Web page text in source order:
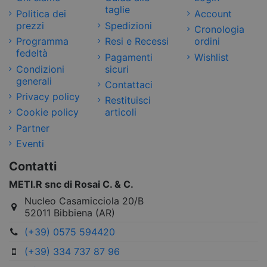
Politica dei
prezzi
Programma
fedeltà
Condizioni
generali
Privacy policy
Cookie policy
Partner
Eventi
taglie
Spedizioni
Resi e Recessi
Pagamenti
sicuri
Contattaci
Restituisci
articoli
Account
Cronologia
ordini
Wishlist
Contatti
METI.R snc di Rosai C. & C.
Nucleo Casamicciola 20/B
52011 Bibbiena (AR)
(+39) 0575 594420
(+39) 334 737 87 96